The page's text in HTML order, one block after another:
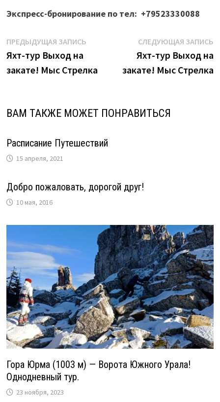
Экспресс-бронирование по тел: +79523330088
Навигация
по
ПРЕДЫДУЩАЯ ЗАПИСЬПредыдущая
Яхт-тур Выход на
закате! Мыс Стрелка
СЛЕДУЮЩАЯ ЗАПИСЬ
Яхт-тур Выход на
закате! Мыс Стрелка
ВАМ ТАКЖЕ МОЖЕТ ПОНРАВИТЬСЯ
Расписание Путешествий
15 апреля, 2021
Добро пожаловать, дорогой друг!
10 мая, 2016
Гора Юрма (1003 м) — Ворота Южного Урала!
Однодневный тур.
23 ноября, 2023